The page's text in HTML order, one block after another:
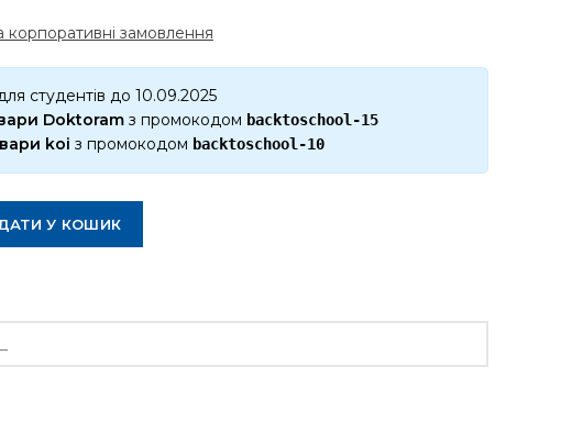
замовлення
студентів до 10.09.2025
Doktoram з промокодом backtoschool-15
koi з промокодом backtoschool-10
У КОШИК